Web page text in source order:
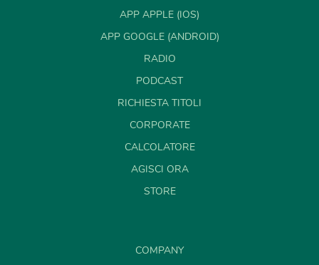
APP APPLE (IOS)
APP GOOGLE (ANDROID)
RADIO
PODCAST
RICHIESTA TITOLI
CORPORATE
CALCOLATORE
AGISCI ORA
STORE
COMPANY